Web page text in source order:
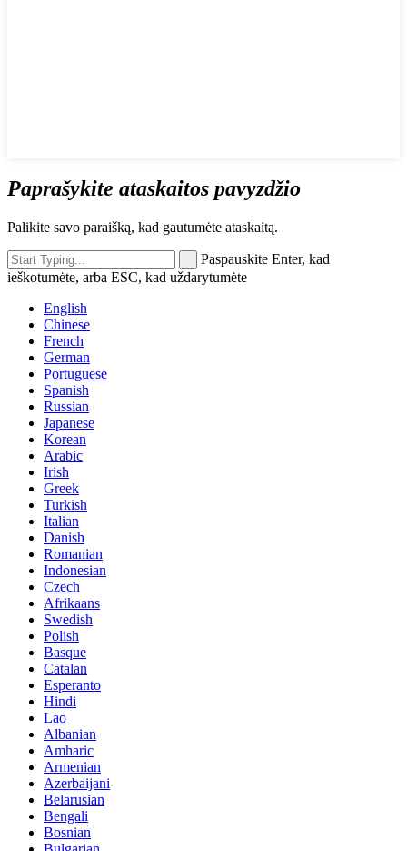
Paprašykite ataskaitos pavyzdžio
Palikite savo paraišką, kad gautumėte ataskaitą.
Paspauskite Enter, kad
ieškotumėte, arba ESC, kad uždarytumėte
English
Chinese
French
German
Portuguese
Spanish
Russian
Japanese
Korean
Arabic
Irish
Greek
Turkish
Italian
Danish
Romanian
Indonesian
Czech
Afrikaans
Swedish
Polish
Basque
Catalan
Esperanto
Hindi
Lao
Albanian
Amharic
Armenian
Azerbaijani
Belarusian
Bengali
Bosnian